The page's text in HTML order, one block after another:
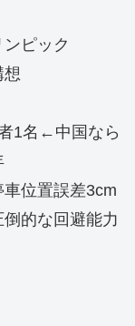
ピック
想
1名←中国なら
位置誤差3cm
的な回避能力